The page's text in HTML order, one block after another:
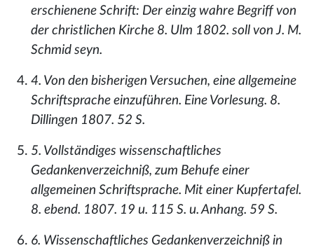
erschienene Schrift: Der einzig wahre Begriff von
der christlichen Kirche 8. Ulm 1802. soll von J. M.
Schmid seyn.
4. Von den bisherigen Versuchen, eine allgemeine
Schriftsprache einzuführen. Eine Vorlesung. 8.
Dillingen 1807. 52 S.
5. Vollständiges wissenschaftliches
Gedankenverzeichniß, zum Behufe einer
allgemeinen Schriftsprache. Mit einer Kupfertafel.
8. ebend. 1807. 19 u. 115 S. u. Anhang. 59 S.
6. Wissenschaftliches Gedankenverzeichniß in